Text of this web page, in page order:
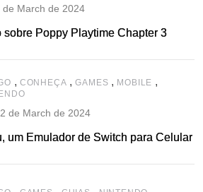
de March de 2024
sobre Poppy Playtime Chapter 3
, CONHEÇA ,GAMES , MOBILE ,
de March de 2024
um Emulador de Switch para Celular